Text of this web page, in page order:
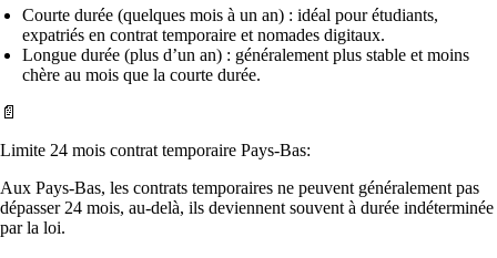
Courte durée (quelques mois à un an) : idéal pour étudiants,
expatriés en contrat temporaire et nomades digitaux.
Longue durée (plus d’un an) : généralement plus stable et moins
chère au mois que la courte durée.
📄
Limite 24 mois contrat temporaire Pays-Bas:
Aux Pays-Bas, les contrats temporaires ne peuvent généralement pas
dépasser 24 mois, au-delà, ils deviennent souvent à durée indéterminée
par la loi.